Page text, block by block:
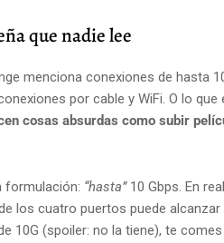
que nadie lee
menciona conexiones de hasta
por cable y WiFi. O lo
cosas absurdas como subir
formulación: “hasta”10 Gbps. En
los cuatro puertos puede
10G (spoiler: no la tiene), te